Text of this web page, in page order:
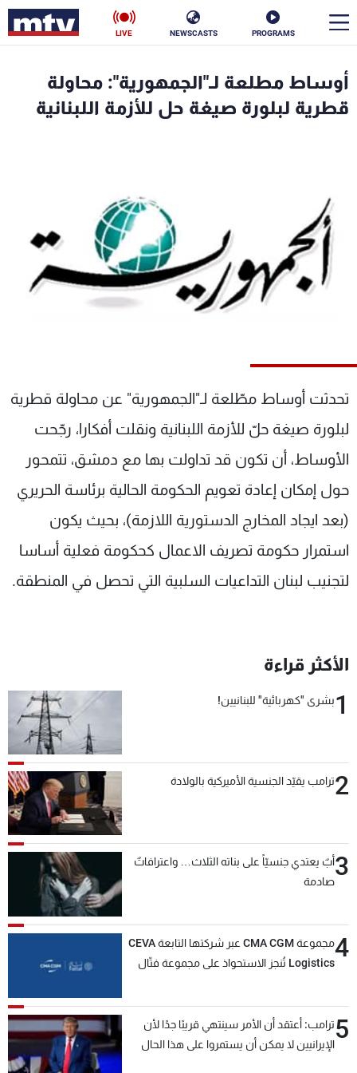
PROGRAMS
NEWSCASTS
LIVE
أوساط مطلعة لـ"الجمهورية": محاولة
قطرية لبلورة صيغة حل للأزمة اللبنانية
تحدثت أوساط مطّلعة لـ"الجمهورية" عن محاولة قطرية
لبلورة صيغة حلّ للأزمة اللبنانية ونقلت أفكارا، رجّحت
الأوساط، أن تكون قد تداولت بها مع دمشق، تتمحور
حول إمكان إعادة تعويم الحكومة الحالية برئاسة الحريري
(بعد ايجاد المخارج الدستورية اللازمة)، بحيث يكون
استمرار حكومة تصريف الاعمال كحكومة فعلية أساسا
لتجنيب لبنان التداعيات السلبية التي تحصل في المنطقة.
الأكثر قراءة
1بشرى "كهربائية" للبنانيين!
2ترامب يقيّد الجنسية الأميركية بالولادة
3أبٌ يعتدي جنسيّاً على بناته الثلاث… واعترافاتٌ
صادمة
4
مجموعة CMA CGM عبر شركتها التابعة CEVA
Logistics تُنجز الاستحواذ على مجموعة فتّال
5ترامب: أعتقد أن الأمر سينتهي قريبًا جدًا لأن
الإيرانيين لا يمكن أن يستمروا على هذا الحال
en
الأخبار
منوعات رياضة
كأس العالم
الترددات
الإنـتـاج
لاعلاناتكم
تواصل معنا
شروط الإسـتخدام
سياسة الخصوصية